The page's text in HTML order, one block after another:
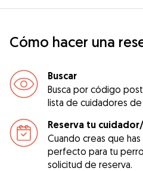
Cómo hacer una
Buscar
Busca por código
lista de cuidadores
Reserva tu
Cuando creas que
perfecto para tu
solicitud de reserva.